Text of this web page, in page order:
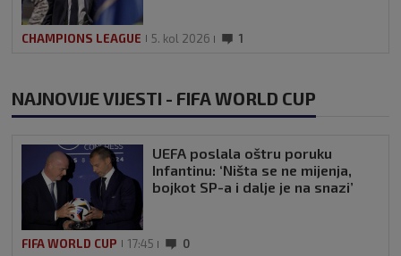
CHAMPIONS LEAGUE 5. kol 2026 1
NAJNOVIJE VIJESTI - FIFA WORLD CUP
UEFA poslala oštru poruku
Infantinu: ‘Ništa se ne mijenja,
bojkot SP-a i dalje je na snazi’
FIFA WORLD CUP 17:45 0